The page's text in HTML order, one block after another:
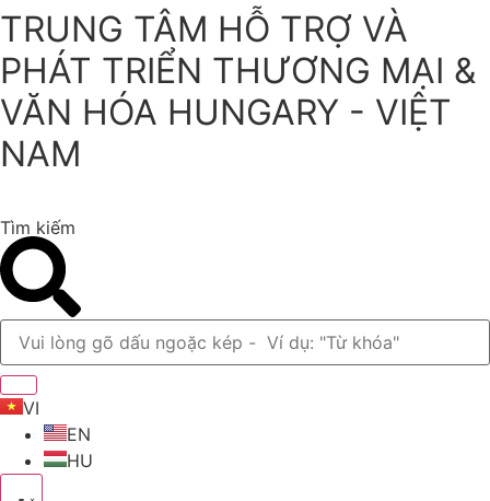
Chuyển
đến
nội
dung
TRUNG TÂM HỖ TRỢ VÀ
PHÁT TRIỂN THƯƠNG MẠI &
VĂN HÓA HUNGARY - VIỆT
NAM
Tìm kiếm
VI
EN
HU